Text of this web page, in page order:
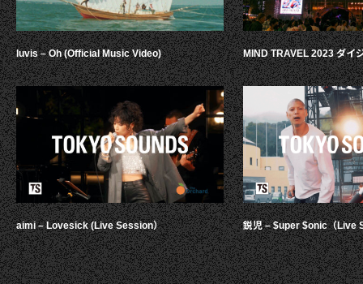
luvis – Oh (Official Music Video)
aimi – Lovesick (Live Session）
MIND TRAVEL 2023 ダイ
鋭児 – $uper $onic（Live